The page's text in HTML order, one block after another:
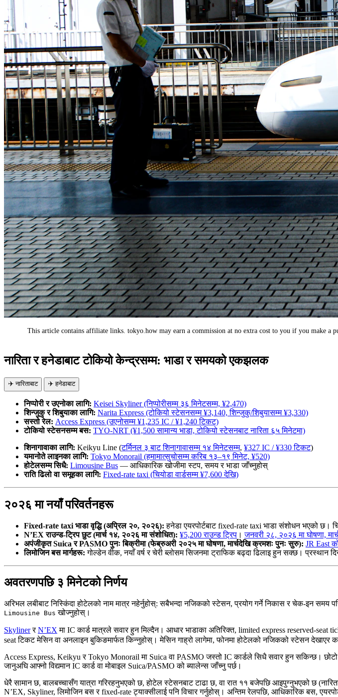
This article contains affiliate links. tokyo.how may earn a commission at no extra cost to you if you make a
नारिता र हनेडाबाट टोकियो केन्द्रसम्म: भाडा र समयको एकझलक
✈️ नारिताबाट ✈️ हनेडाबाट
निप्पोरी र उएनोका लागि: Keisei Skyliner (निप्पोरीसम्म ३६ मिनेटसम्म, ¥2,470)
शिन्जुकु र शिबुयाका लागि: Narita Express (टोकियो स्टेसनसम्म ¥3,140, शिन्जुकु/शिबुयासम्म ¥3,330)
सस्तो रेल: Access Express (उएनोसम्म ¥1,235 IC / ¥1,240 टिकट)
टोकियो स्टेसनसम्म बस: TYO-NRT (¥1,500 सामान्य भाडा, टोकियो स्टेसनबाट नारिता ६५ मिनेटमा)
शिनागावाका लागि: Keikyu Line (टर्मिनल ३ बाट शिनागावासम्म १४ मिनेटसम्म, ¥327 IC / ¥330 टिकट)
यमानोते लाइनका लागि: Tokyo Monorail (हमामात्सुचोसम्म करिब १३–१९ मिनेट, ¥520)
होटेलसम्म सिधै: Limousine Bus — आधिकारिक खोजीमा स्टप, समय र भाडा जाँच्नुहोस्
राति ढिलो वा समूहका लागि: Fixed-rate taxi (चियोडा वार्डसम्म ¥7,600 देखि)
२०२६ मा नयाँ परिवर्तनहरू
Fixed-rate taxi भाडा वृद्धि (अप्रिल २०, २०२६): हनेडा एयरपोर्टबाट fixed-rate taxi भाडा संशोधन भएको छ।
N’EX राउन्ड-ट्रिप छुट (मार्च १४, २०२६ मा संशोधित): ¥5,200 राउन्ड ट्रिप ।जनवरी २८, २०२६ मा घोषणा,
अपंजीकृत Suica र PASMO पुनः बिक्रीमा (फेब्रुअरी २०२५ मा घोषणा, मार्चदेखि क्रमशः पुनः सुरु): JR East
लिमोजिन बस मार्गहरू: गोल्डेन वीक, नयाँ वर्ष र चेरी ब्लोसम सिजनमा ट्राफिक बढ्दा ढिलाइ हुन सक्छ। प्रस्थान
अवतरणपछि ३ मिनेटको निर्णय
अरिभल लबीबाट निस्किंदा होटेलको नाम मात्र नहेर्नुहोस्: सबैभन्दा नजिकको स्टेसन, प्रयोग गर्ने निकास र चेक-इन समय
Limousine Bus खोज्नुहोस्।
SkylinerरN’EX मा IC कार्ड मात्रले सवार हुन मिल्दैन। आधार भाडाका अतिरिक्त, limited express reserved-
seat टिकट मेसिन वा अनलाइन बुकिङमार्फत किन्नुहोस्। मेसिन गाह्रो लागेमा, फोनमा होटेलको नजिकको स्टेसन देखाएर
Access Express, Keikyu र Tokyo Monorail मा Suica वा PASMO जस्तो IC कार्डले सिधै सवार हुन सकिन्छ।
जानुअघि आफ्नो विद्यमान IC कार्ड वा मोबाइल Suica/PASMO को ब्यालेन्स जाँच्नु पर्छ।
धेरै सामान छ, बालबच्चासँग यात्रा गरिरहनुभएको छ, होटेल स्टेसनबाट टाढा छ, वा रात ११ बजेपछि आइपुग्नुभएको छ
N’EX, Skyliner, लिमोजिन बस र fixed-rate ट्याक्सीलाई पनि विचार गर्नुहोस्। अन्तिम रेलपछि, आधिकारिक बस,